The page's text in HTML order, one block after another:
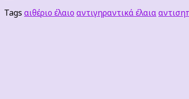
Tags αιθέριο έλαιοαντιγηραντικά έλαια